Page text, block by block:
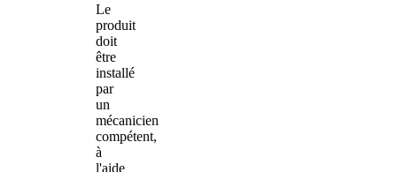
Le
produit
doit
être
installé
par
un
mécanicien
compétent,
à
l'aide